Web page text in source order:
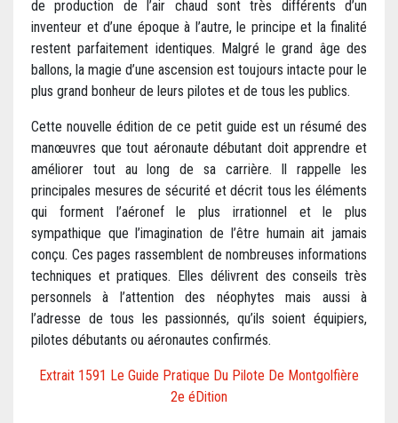
de production de l’air chaud sont très différents d’un
inventeur et d’une époque à l’autre, le principe et la finalité
restent parfaitement identiques. Malgré le grand âge des
ballons, la magie d’une ascension est toujours intacte pour le
plus grand bonheur de leurs pilotes et de tous les publics.
Cette nouvelle édition de ce petit guide est un résumé des
manœuvres que tout aéronaute débutant doit apprendre et
améliorer tout au long de sa carrière. Il rappelle les
principales mesures de sécurité et décrit tous les éléments
qui forment l’aéronef le plus irrationnel et le plus
sympathique que l’imagination de l’être humain ait jamais
conçu. Ces pages rassemblent de nombreuses informations
techniques et pratiques. Elles délivrent des conseils très
personnels à l’attention des néophytes mais aussi à
l’adresse de tous les passionnés, qu’ils soient équipiers,
pilotes débutants ou aéronautes confirmés.
Extrait 1591 Le Guide Pratique Du Pilote De Montgolfière
2e éDition